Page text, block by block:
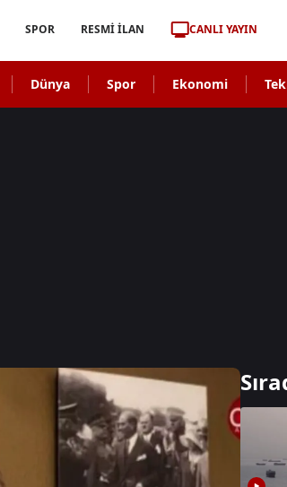
SPOR RESMİ İLAN CANLI YAYIN
Dünya Spor Ekonomi